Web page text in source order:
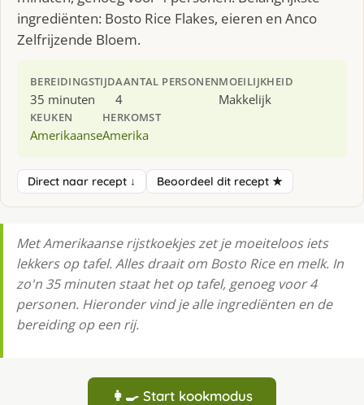
ingrediënten: Bosto Rice Flakes, eieren en Anco
Zelfrijzende Bloem.
BEREIDINGSTIJD
35 minuten
AANTAL PERSONEN
4
MOEILIJKHEID
Makkelijk
KEUKEN
Amerikaanse
HERKOMST
Amerika
Direct naar recept ↓ Beoordeel dit recept ★
Met Amerikaanse rijstkoekjes zet je moeiteloos iets
lekkers op tafel. Alles draait om Bosto Rice en melk. In
zo'n 35 minuten staat het op tafel, genoeg voor 4
personen. Hieronder vind je alle ingrediënten en de
bereiding op een rij.
👩‍🍳 Start kookmodus